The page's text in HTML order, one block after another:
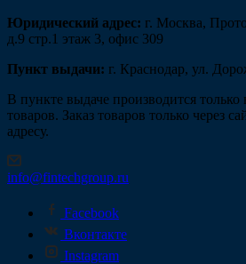
Юридический адрес: г. Москва,
д.9 стр.1 этаж 3, офис 309
Пункт выдачи: г. Краснодар, ул.
В пункте выдаче производится только
товаров. Заказ товаров только через
адресу.
info@fintechgroup.ru
Facebook
Вконтакте
Instagram